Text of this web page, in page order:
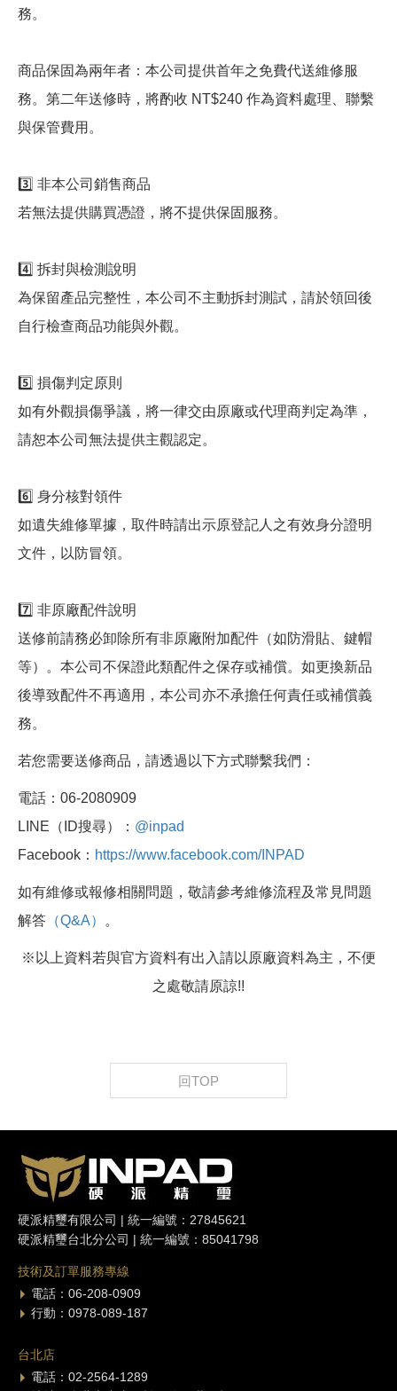
務。
商品保固為兩年者：本公司提供首年之免費代送維修服
務。第二年送修時，將酌收 NT$240 作為資料處理、聯繫
與保管費用。
3️⃣ 非本公司銷售商品
若無法提供購買憑證，將不提供保固服務。
4️⃣ 拆封與檢測說明
為保留產品完整性，本公司不主動拆封測試，請於領回後
自行檢查商品功能與外觀。
5️⃣ 損傷判定原則
如有外觀損傷爭議，將一律交由原廠或代理商判定為準，
請恕本公司無法提供主觀認定。
6️⃣ 身分核對領件
如遺失維修單據，取件時請出示原登記人之有效身分證明
文件，以防冒領。
7️⃣ 非原廠配件說明
送修前請務必卸除所有非原廠附加配件（如防滑貼、鍵帽
等）。本公司不保證此類配件之保存或補償。如更換新品
後導致配件不再適用，本公司亦不承擔任何責任或補償義
務。
若您需要送修商品，請透過以下方式聯繫我們：
電話：06-2080909
LINE（ID搜尋）： @inpad
Facebook： https://www.facebook.com/INPAD
如有維修或報修相關問題，敬請參考維修流程及常見問題
解答 （Q&A） 。
※以上資料若與官方資料有出入請以原廠資料為主，不便
之處敬請原諒!!
回TOP
硬派精璽有限公司 | 統一編號：27845621
硬派精璽台北分公司 | 統一編號：85041798
技術及訂單服務專線
電話：06-208-0909
行動：0978-089-187
台北店
電話：02-2564-1289